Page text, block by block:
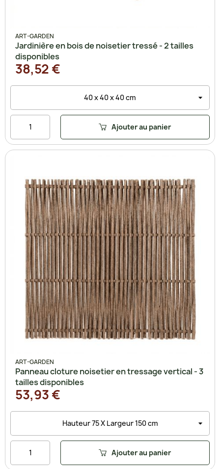
ART-GARDEN
Jardinière en bois de noisetier tressé - 2 tailles
disponibles
38,52 €
Ajouter au panier
ART-GARDEN
Panneau cloture noisetier en tressage vertical - 3
tailles disponibles
53,93 €
Ajouter au panier